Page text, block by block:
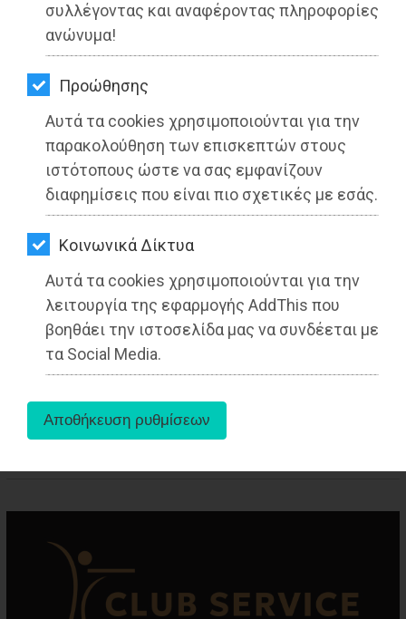
συλλέγοντας και αναφέροντας πληροφορίες
ανώνυμα!
Προώθησης
Αυτά τα cookies χρησιμοποιούνται για την
παρακολούθηση των επισκεπτών στους
ιστότοπους ώστε να σας εμφανίζουν
διαφημίσεις που είναι πιο σχετικές με εσάς.
Kοινωνικά Δίκτυα
Αυτά τα cookies χρησιμοποιούνται για την
λειτουργία της εφαρμογής AddThis που
βοηθάει την ιστοσελίδα μας να συνδέεται με
τα Social Media.
ΠΕΡΙΒΑΛΛΟΝ
ΚΑΤΟΙΚΙΔΙΟ
ΑΓΓΕΛΙΕΣ
ΕΦΗΜΕΡΙΔΕΣ
OΔΗΓΟΣ
ΑΓΟΡΑΣ
ΨΙΘΥΡΟΙ
ΑΠΟΣΤΟΛΗ
ΑΡΘΡΩΝ
Κλειστά και αύριο Τετάρτη 26
Ιανουαρίου, σχολεία και
βρεφονηπιακοί σταθμοί στην Αττική
Διαβάστηκε 2409 φορές
25-01-2022
Από τo Dimotisnews
aboutus
Tags:Αττική,ΤΟΠΙΚΗ ΑΥΤΟΔΙΟΙΚΗΣΗ,